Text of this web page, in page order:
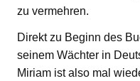
zu vermehren.
Direkt zu Beginn des
seinem Wächter in
Miriam ist also mal